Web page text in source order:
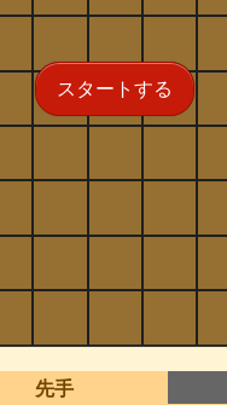
スタートする
先手